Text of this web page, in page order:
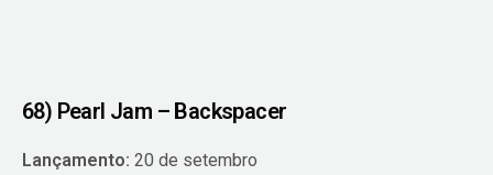
68) Pearl Jam – Backspacer
Lançamento: 20 de setembro